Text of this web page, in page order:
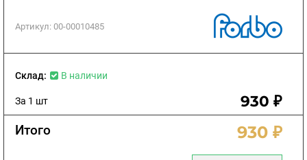
Артикул: 00-00010485
Склад: В наличии
За 1 шт 930 ₽
Итого 930 ₽